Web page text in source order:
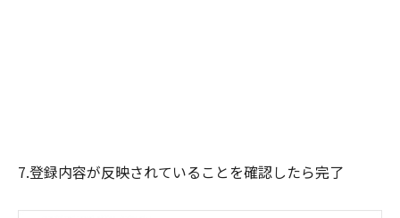
7.登録内容が反映されていることを確認したら完了